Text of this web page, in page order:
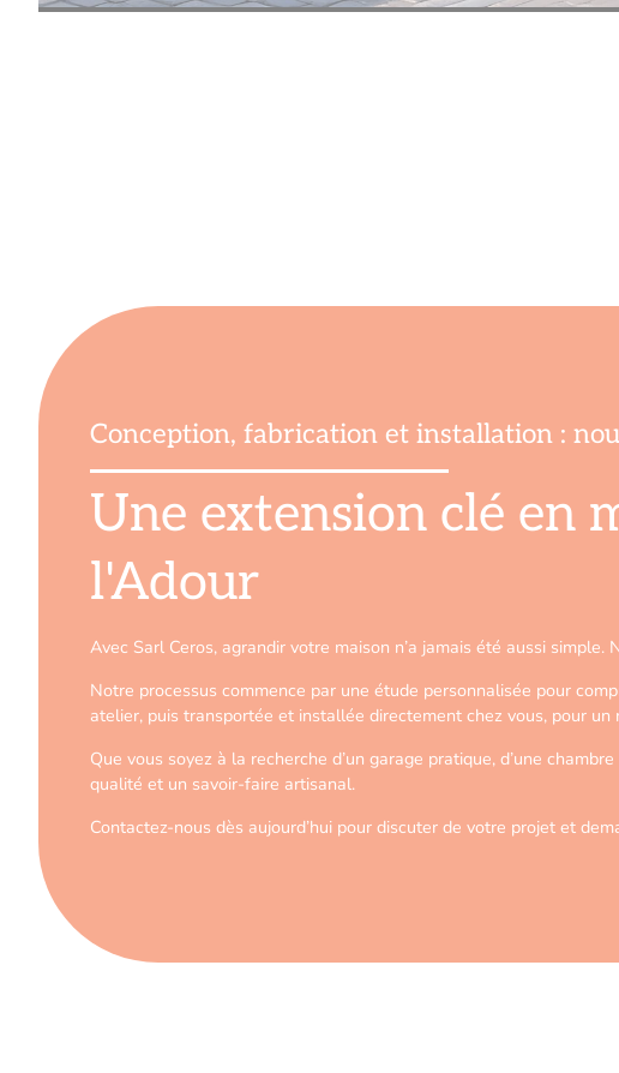
Conception, fabrication et installation :
Une extension clé en
l'Adour
Avec Sarl Ceros, agrandir votre maison n’a jamais été aussi
Notre processus commence par une étude personnalisée pour
atelier, puis transportée et installée directement chez vous, pour
Que vous soyez à la recherche d’un garage pratique, d’une
qualité et un savoir-faire artisanal.
Contactez-nous dès aujourd’hui pour discuter de votre projet et